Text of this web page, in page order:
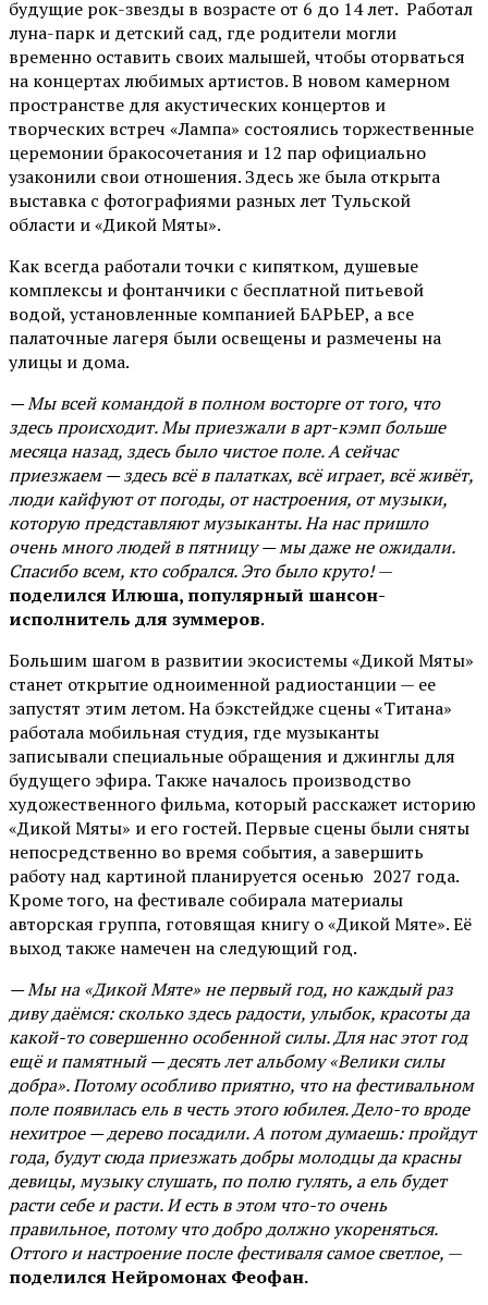
будущие рок-звезды в возрасте от 6 до 14 лет. Работал
луна-парк и детский сад, где родители могли
временно оставить своих малышей, чтобы оторваться
на концертах любимых артистов. В новом камерном
пространстве для акустических концертов и
творческих встреч «Лампа» состоялись торжественные
церемонии бракосочетания и 12 пар официально
узаконили свои отношения. Здесь же была открыта
выставка с фотографиями разных лет Тульской
области и «Дикой Мяты».
Как всегда работали точки с кипятком, душевые
комплексы и фонтанчики с бесплатной питьевой
водой, установленные компанией БАРЬЕР, а все
палаточные лагеря были освещены и размечены на
улицы и дома.
— Мы всей командой в полном восторге от того, что
здесь происходит. Мы приезжали в арт-кэмп больше
месяца назад, здесь было чистое поле. А сейчас
приезжаем — здесь всё в палатках, всё играет, всё живёт,
люди кайфуют от погоды, от настроения, от музыки,
которую представляют музыканты. На нас пришло
очень много людей в пятницу — мы даже не ожидали.
Спасибо всем, кто собрался. Это было круто!—
поделился Илюша, популярный шансон-
исполнитель для зуммеров.
Большим шагом в развитии экосистемы «Дикой Мяты»
станет открытие одноименной радиостанции — ее
запустят этим летом. На бэкстейдже сцены «Титана»
работала мобильная студия, где музыканты
записывали специальные обращения и джинглы для
будущего эфира. Также началось производство
художественного фильма, который расскажет историю
«Дикой Мяты» и его гостей. Первые сцены были сняты
непосредственно во время события, а завершить
работу над картиной планируется осенью 2027 года.
Кроме того, на фестивале собирала материалы
авторская группа, готовящая книгу о «Дикой Мяте». Её
выход также намечен на следующий год.
— Мы на «Дикой Мяте» не первый год, но каждый раз
диву даёмся: сколько здесь радости, улыбок, красоты да
какой-то совершенно особенной силы. Для нас этот год
ещё и памятный — десять лет альбому «Велики силы
добра». Потому особливо приятно, что на фестивальном
поле появилась ель в честь этого юбилея. Дело-то вроде
нехитрое — дерево посадили. А потом думаешь: пройдут
года, будут сюда приезжать добры молодцы да красны
девицы, музыку слушать, по полю гулять, а ель будет
расти себе и расти. И есть в этом что-то очень
правильное, потому что добро должно укореняться.
Оттого и настроение после фестиваля самое светлое, —
поделился Нейромонах Феофан.